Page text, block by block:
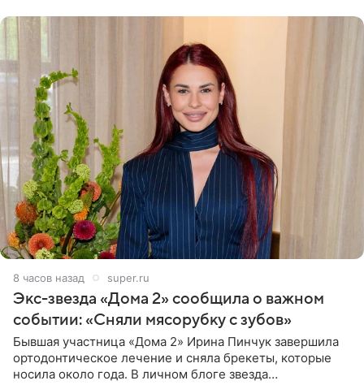
8 часов назад super.ru
Экс-звезда «Дома 2» сообщила о важном
событии: «Сняли мясорубку с зубов»
Бывшая участница «Дома 2» Ирина Пинчук завершила
ортодонтическое лечение и сняла брекеты, которые
носила около года. В личном блоге звезда